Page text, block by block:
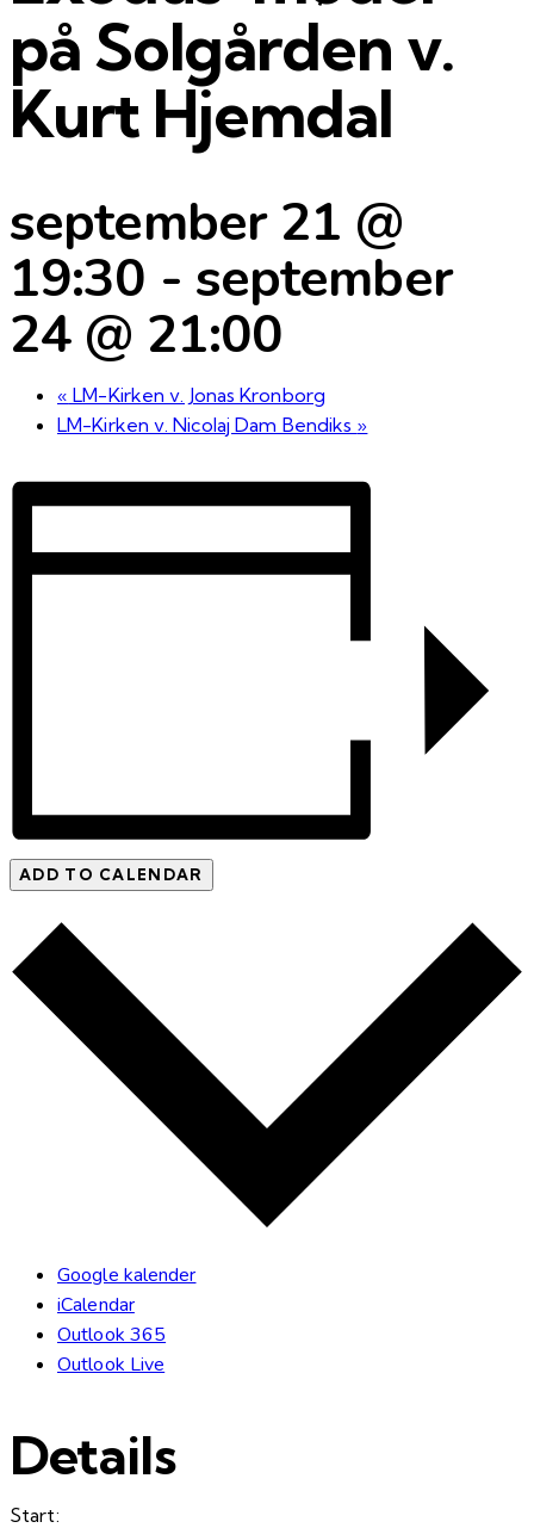
på Solgården v.
Kurt Hjemdal
september 21 @
19:30 - september
24 @ 21:00
« LM-Kirken v. Jonas Kronborg
LM-Kirken v. Nicolaj Dam Bendiks »
ADD TO CALENDAR
Google kalender
iCalendar
Outlook 365
Outlook Live
Details
Start: